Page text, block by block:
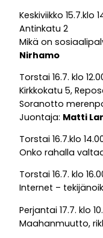
Keskiviikko 15.7.klo
Antinkatu 2
Mikä on
Nirhamo
Torstai 16.7. klo
Kirkkokatu 5,
Soranotto
Juontaja: Matti
Torstai 16.7.klo
Onko rahalla
Torstai 16.7. klo
Internet –
Perjantai 17.7. klo
Maahanmuutto,